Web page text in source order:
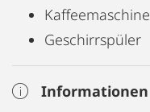
Kaffeemaschine
Geschirrspüler
Informationen